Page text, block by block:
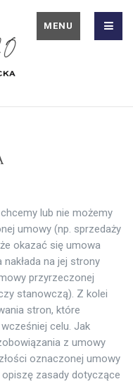
MENU
lub nie możemy
umowy (np. sprzedaży
okazać się umowa
na jej strony
przyrzeczonej
stanowczą). Z kolei
stron, które
celu. Jak
z umowy
oznaczonej umowy
zasady dotyczące